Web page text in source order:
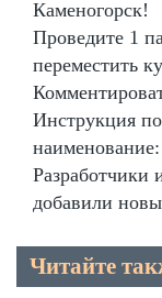
Каменогорск!
Проведите 1
переместить
Инструкция
Разработчики
добавили
Читайте